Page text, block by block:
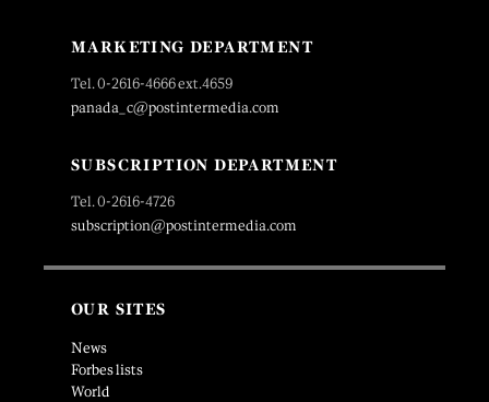
MARKETING DEPARTMENT
Tel. 0-2616-4666 ext.4659
panada_c@postintermedia.com
SUBSCRIPTION DEPARTMENT
Tel. 0-2616-4726
subscription@postintermedia.com
OUR SITES
News
Forbes lists
World